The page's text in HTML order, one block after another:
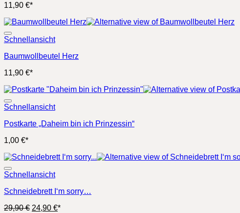
11,90 €*
Schnellansicht
Baumwollbeutel Herz
11,90 €*
Schnellansicht
Postkarte „Daheim bin ich Prinzessin“
1,00 €*
Schnellansicht
Schneidebrett I‘m sorry…
29,90€ Ursprünglicher
24,90 €Aktueller
*